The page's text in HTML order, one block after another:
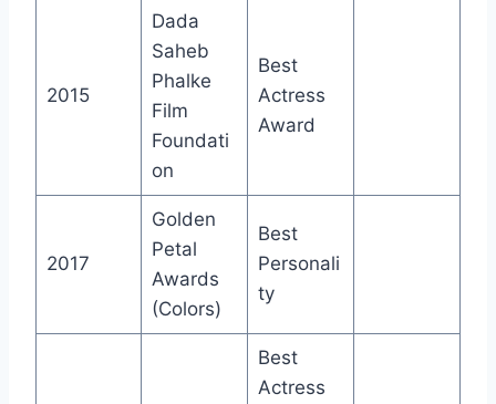
2015
Dada
Saheb
Phalke
Film
Foundati
on
Best
Actress
Award
2017
Golden
Petal
Awards
(Colors)
Best
Personali
ty
Best
Actress